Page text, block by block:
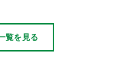
覧を見る